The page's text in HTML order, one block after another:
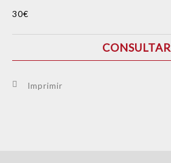
30€
CONSULTAR
Imprimir